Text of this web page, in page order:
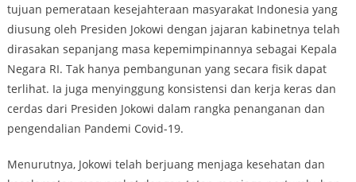
tujuan pemerataan kesejahteraan masyarakat Indonesia yang
diusung oleh Presiden Jokowi dengan jajaran kabinetnya telah
dirasakan sepanjang masa kepemimpinannya sebagai Kepala
Negara RI. Tak hanya pembangunan yang secara fisik dapat
terlihat. Ia juga menyinggung konsistensi dan kerja keras dan
cerdas dari Presiden Jokowi dalam rangka penanganan dan
pengendalian Pandemi Covid-19.
Menurutnya, Jokowi telah berjuang menjaga kesehatan dan